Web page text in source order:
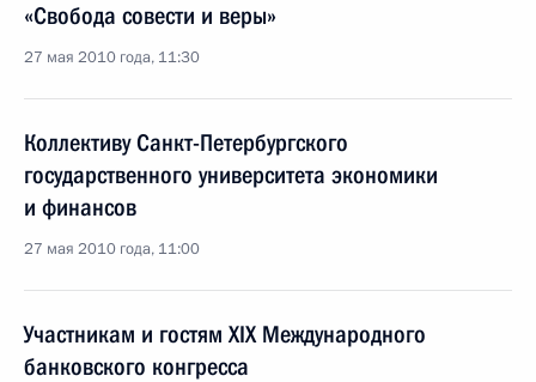
«Свобода совести и веры»
27 мая 2010 года, 11:30
Коллективу Санкт-Петербургского
государственного университета экономики
и финансов
27 мая 2010 года, 11:00
Участникам и гостям XIX Международного
банковского конгресса